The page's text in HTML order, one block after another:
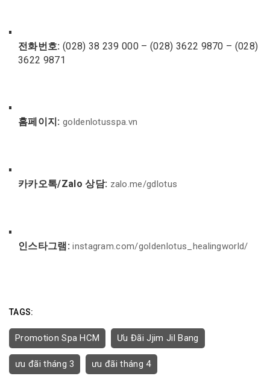
전화번호: (028) 38 239 000 – (028) 3622 9870 – (028)
3622 9871
홈페이지: goldenlotusspa.vn
카카오톡/Zalo 상담: zalo.me/gdlotus
인스타그램: instagram.com/goldenlotus_healingworld/
TAGS:
Promotion Spa HCM Ưu Đãi Jjim Jil Bang
ưu đãi tháng 3 ưu đãi tháng 4